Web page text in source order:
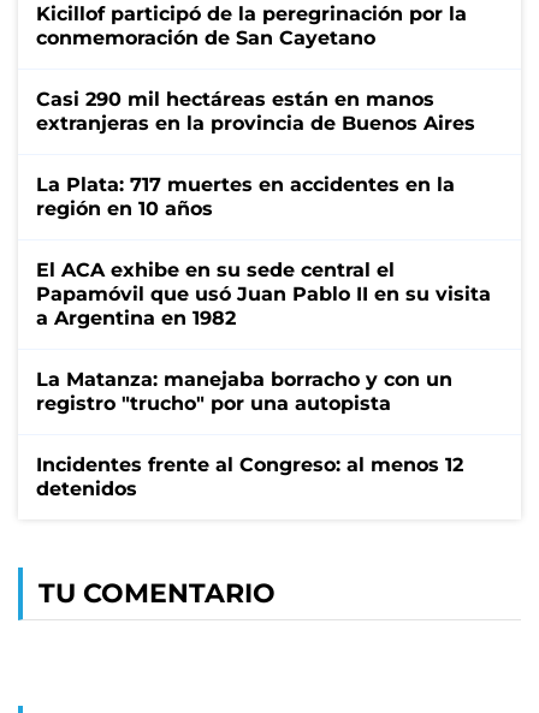
Kicillof participó de la peregrinación por la
conmemoración de San Cayetano
Casi 290 mil hectáreas están en manos
extranjeras en la provincia de Buenos Aires
La Plata: 717 muertes en accidentes en la
región en 10 años
El ACA exhibe en su sede central el
Papamóvil que usó Juan Pablo II en su visita
a Argentina en 1982
La Matanza: manejaba borracho y con un
registro "trucho" por una autopista
Incidentes frente al Congreso: al menos 12
detenidos
TU COMENTARIO